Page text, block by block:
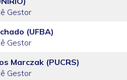
Gestor
(UFBA)
Gestor
Marczak (PUCRS)
Gestor